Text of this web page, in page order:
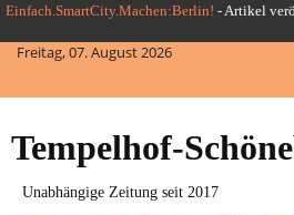
Skip
to
content
Einfach.SmartCity.Machen:Berlin! -Artikel
Freitag, 07. August 2026
Tempelhof-
Unabhängige Zeitung seit 2017